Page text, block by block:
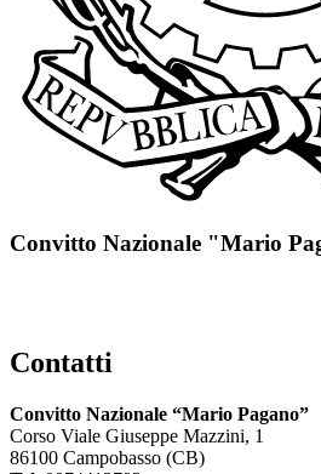
Convitto Nazionale "Mario
Contatti
Convitto Nazionale “Mario Pagano”
Corso Viale Giuseppe Mazzini, 1
86100 Campobasso (CB)